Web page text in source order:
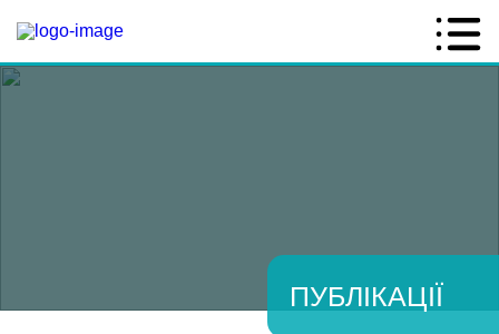
ПУБЛІКАЦІЇ